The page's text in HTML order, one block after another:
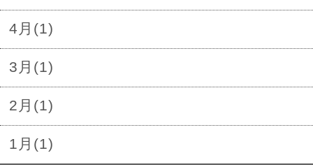
4月(1)
3月(1)
2月(1)
1月(1)